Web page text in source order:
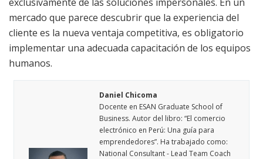
mercado que parece descubrir que la experiencia del
cliente es la nueva ventaja competitiva, es obligatorio
implementar una adecuada capacitación de los equipos
humanos.
Daniel Chicoma
Docente en ESAN Graduate School of
Business. Autor del libro: “El comercio
electrónico en Perú: Una guía para
emprendedores”. Ha trabajado como:
National Consultant - Lead Team Coach